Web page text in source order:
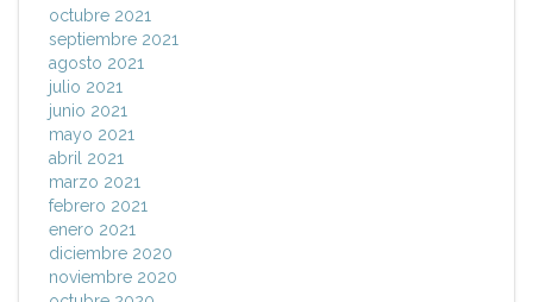
octubre 2021
septiembre 2021
agosto 2021
julio 2021
junio 2021
mayo 2021
abril 2021
marzo 2021
febrero 2021
enero 2021
diciembre 2020
noviembre 2020